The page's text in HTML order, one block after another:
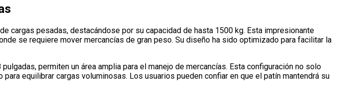
cargas pesadas, destacándose por su capacidad de hasta 1500 kg. Esta impresionante
se requiere mover mercancías de gran peso. Su diseño ha sido optimizado para facilitar la
permiten un área amplia para el manejo de mercancías. Esta configuración no solo
equilibrar cargas voluminosas. Los usuarios pueden confiar en que el patín mantendrá su